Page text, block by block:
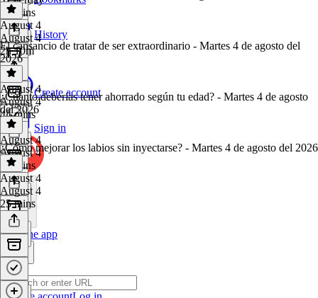
History
Create account
Sign in
Get the app
32 mins
August 4
August 4
2h 10m
El cansancio de tratar de ser extraordinario - Martes 4 de agosto del
2026
August 4
August 4
44 mins
¿Cuánto deberías tener ahorrado según tu edad? - Martes 4 de agosto
del 2026
August 4
August 4
27 mins
¿Cómo mejorar los labios sin inyectarse? - Martes 4 de agosto del 2026
August 4
August 4
25 mins